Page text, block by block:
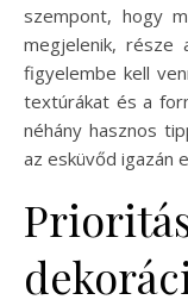
szempont, hogy
megjelenik, része
figyelembe kell
textúrákat és a
néhány hasznos
az esküvőd igazán